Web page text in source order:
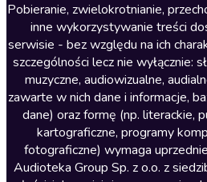
Literatura anglojęzyczna
Literatura faktu
Literatura obyczajowa
Literatura piękna obca
Literatura piękna polska
Nagrania relaksacyjne
Nauka języków
Pobieranie, zwielokrotnianie,
inne wykorzystywanie treści
serwisie - bez względu na ich
szczególności lecz nie wyłącznie:
muzyczne, audiowizualne,
zawarte w nich dane i informacje,
dane) oraz formę (np. literackie,
kartograficzne, programy
fotograficzne) wymaga
Audioteka Group Sp. z o.o. z